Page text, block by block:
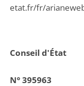
Conseil d'État
N° 395963
etat.fr/fr/